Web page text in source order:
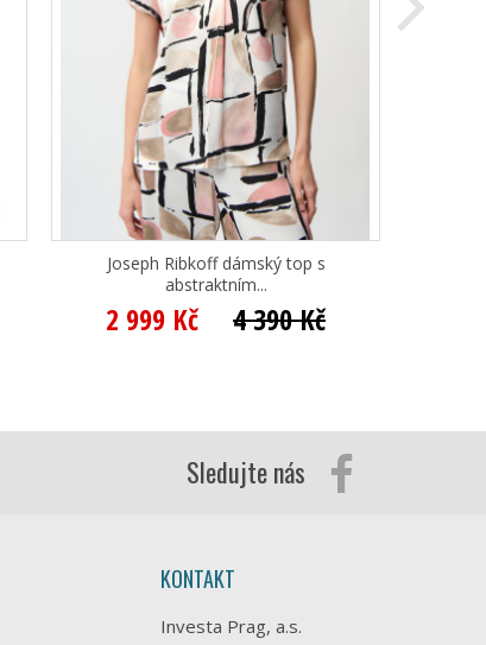
Joseph Ribkoff dámský top s
abstraktním...
2 999 Kč 4 390 Kč
Sledujte nás
KONTAKT
Investa Prag, a.s.